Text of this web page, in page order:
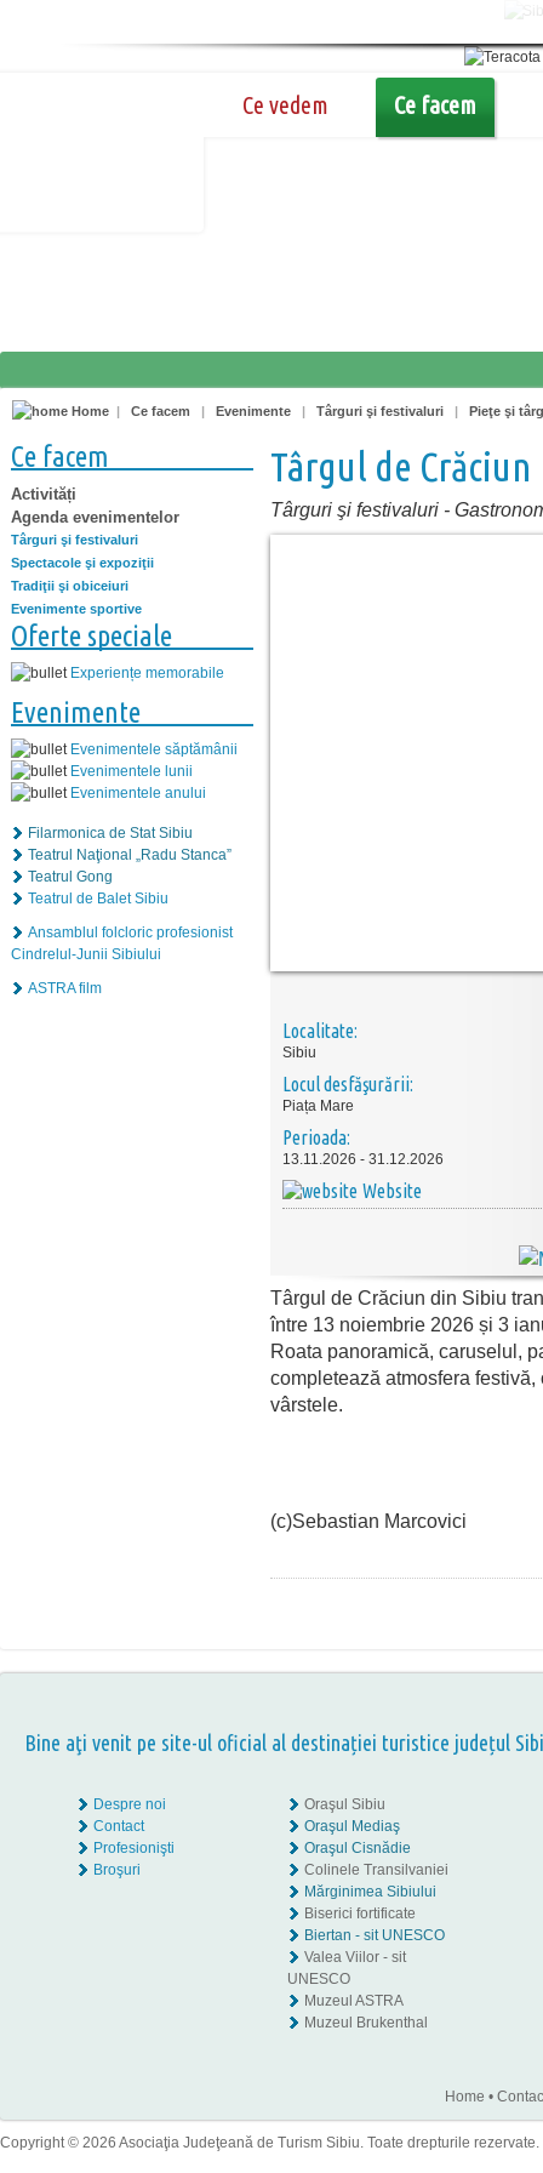
Ce vedem Ce facem
Home | Ce facem | Evenimente | Târguri şi festivaluri | Pieţe şi
Ce facem
Activități
Agenda evenimentelor
Târguri şi festivaluri
Spectacole şi expoziţii
Tradiţii şi obiceiuri
Evenimente sportive
Oferte speciale
Experiențe memorabile
Evenimente
Evenimentele săptămânii
Evenimentele lunii
Evenimentele anului
Filarmonica de Stat Sibiu
Teatrul Naţional „Radu Stanca”
Teatrul Gong
Teatrul de Balet Sibiu
Ansamblul folcloric profesionist
Cindrelul-Junii Sibiului
ASTRA film
Târgul de Crăciun
Târguri şi festivaluri -
Localitate:
Sibiu
Locul desfăşurării:
Piața Mare
Perioada:
13.11.2026 - 31.12.2026
Website
Târgul de Crăciun din Sibiu
între 13 noiembrie 2026 și 3
Roata panoramică, caruselul,
completează atmosfera
vârstele.
(c)Sebastian Marcovici
Bine aţi venit pe site-ul oficial al destinației turistice județul
Despre noi
Contact
Profesionişti
Broşuri
Oraşul Sibiu
Oraşul Mediaş
Oraşul Cisnădie
Colinele Transilvaniei
Mărginimea Sibiului
Biserici fortificate
Biertan - sit UNESCO
Valea Viilor - sit
UNESCO
Muzeul ASTRA
Muzeul Brukenthal
Home •
Copyright © 2026 Asociaţia Judeţeană de Turism Sibiu. Toate drepturile rezervate.